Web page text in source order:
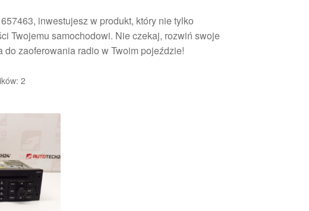
inwestujesz w produkt, który nie tylko
Twojemu samochodowi. Nie czekaj, rozwiń swoje
zaoferowania radio w Twoim pojeździe!
2Posortowane